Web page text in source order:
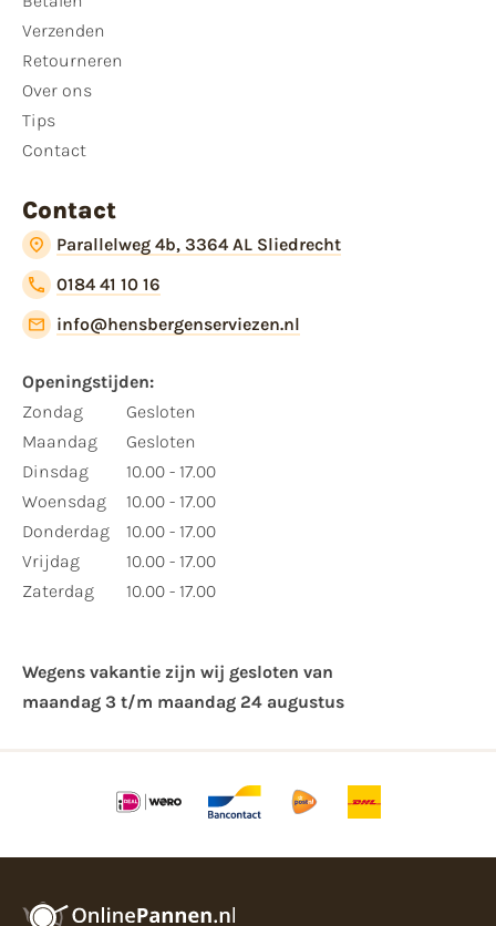
Verzenden
Retourneren
Over ons
Tips
Contact
Contact
Parallelweg 4b, 3364 AL Sliedrecht
0184 41 10 16
info@hensbergenserviezen.nl
Openingstijden:
Zondag
Maandag
Dinsdag
Woensdag
Donderdag
Vrijdag
Zaterdag
Gesloten
Gesloten
10.00 - 17.00
10.00 - 17.00
10.00 - 17.00
10.00 - 17.00
10.00 - 17.00
Wegens vakantie zijn wij gesloten van ​
maandag 3 t/m maandag 24 augustus